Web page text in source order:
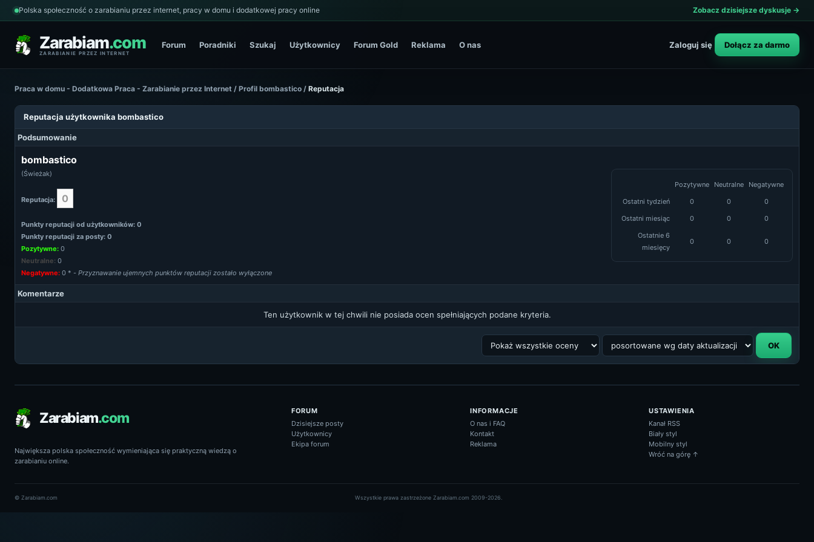
Polska społeczność o zarabianiu przez internet, pracy w domu i dodatkowej pracy online Zobacz dzisiejsze dyskusje →
Zarabiam.com
ZARABIANIE PRZEZ INTERNET
Forum Poradniki Szukaj Użytkownicy Forum Gold Reklama O nas Zaloguj się Dołącz za darmo
Praca w domu - Dodatkowa Praca - Zarabianie przez Internet / Profil bombastico / Reputacja
Reputacja użytkownika bombastico
Podsumowanie
bombastico
(Świeżak)
Reputacja: 0
Punkty reputacji od użytkowników: 0
Punkty reputacji za posty: 0
Pozytywne: 0
Neutralne: 0
Negatywne: 0 * - Przyznawanie ujemnych punktów reputacji zostało wyłączone
Pozytywne Neutralne
Negatywne
Ostatni tydzień
0 0
0
Ostatni miesiąc
0 0
0
Ostatnie 6
miesięcy
0 0 0
Komentarze
Ten użytkownik w tej chwili nie posiada ocen spełniających podane kryteria.
Zarabiam.com
Największa polska społeczność wymieniająca się praktyczną wiedzą o
zarabianiu online.
FORUM
Dzisiejsze posty
Użytkownicy
Ekipa forum
INFORMACJE
O nas i FAQ
Kontakt
Reklama
USTAWIENIA
Kanał RSS
Biały styl
Mobilny styl
Wróć na górę ↑
© Zarabiam.com Wszystkie prawa zastrzeżone Zarabiam.com 2009-2026.